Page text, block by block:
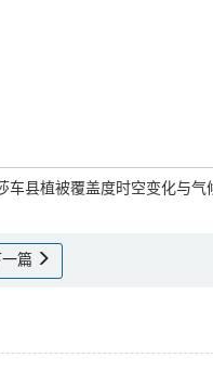
车县植被覆盖度时空变化与
一篇